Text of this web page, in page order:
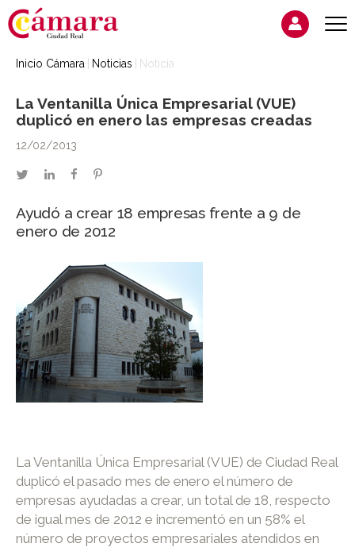
Inicio Cámara Noticias Noticia
La Ventanilla Única Empresarial (VUE)
duplicó en enero las empresas creadas
12/02/2013
twitterlinkedinfacebookpinterest
Ayudó a crear 18 empresas frente a 9 de
enero de 2012
La Ventanilla Única Empresarial (VUE) de Ciudad Real
duplicó el pasado mes de enero el número de
empresas ayudadas a crear, un total de 18, respecto
de igual mes de 2012 e incrementó en un 58% el
número de proyectos empresariales atendidos en